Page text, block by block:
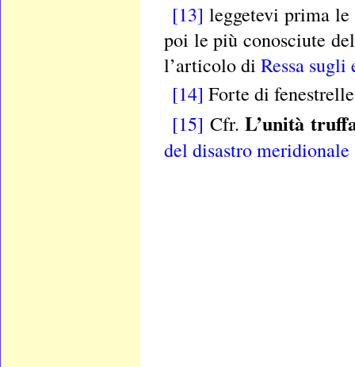
[13] leggetevi prima le
poi le più conosciute
l’articolo di Ressa
[14] Forte di
[15] Cfr.L’unità
del disastro meridionale